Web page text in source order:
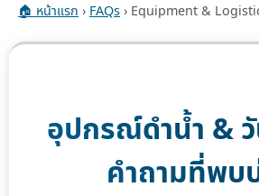
🏠 หน้าแรก › FAQs› Equipment &
อุปกรณ์ดำน้ำ &
คำถามที่พบ